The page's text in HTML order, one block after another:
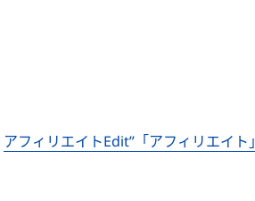
アフィリエイトEdit”「アフィリエイト」